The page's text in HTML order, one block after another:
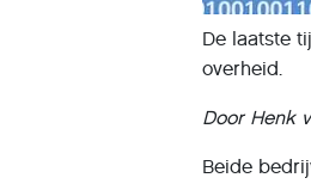
De laatste
overheid.
Door Henk
Beide